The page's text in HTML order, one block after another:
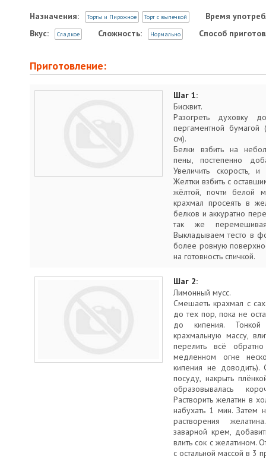
Назначения: Торты и Пирожное Торт с выпечкой
Время
Вкус:
Сладкое Сложность: Нормально Способ
Приготовление:
Шаг 1:
Бисквит.
Разогреть духовку
пергаментной
см).
Белки взбить на
пены, постепенно
Увеличить скорость,
Желтки взбить с
жёлтой, почти белой
крахмал просеять в
белков и аккуратно
так же
Выкладываем тесто в
более ровную
на готовность спичкой.
Шаг 2:
Лимонный мусс.
Смешаеть крахмал с
до тех пор, пока не
до кипения. Тонкой
крахмальную массу,
перелить всё
медленном огне
кипения не доводить).
посуду, накрыть
образовывалась
Растворить желатин в
набухать 1 мин. Затем
растворения
заварной крем,
влить сок с желатином.
с остальной массой в 3